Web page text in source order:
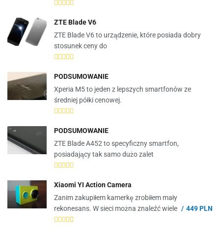
ZTE Blade V6
ZTE Blade V6 to urządzenie, które posiada dobry
stosunek ceny do
PODSUMOWANIE
Xperia M5 to jeden z lepszych smartfonów ze
średniej półki cenowej.
PODSUMOWANIE
ZTE Blade A452 to specyficzny smartfon,
posiadający tak samo dużo zalet
Xiaomi YI Action Camera
Zanim zakupiłem kamerkę zrobiłem mały
rekonesans. W sieci można znaleźć wiele
449 PLN